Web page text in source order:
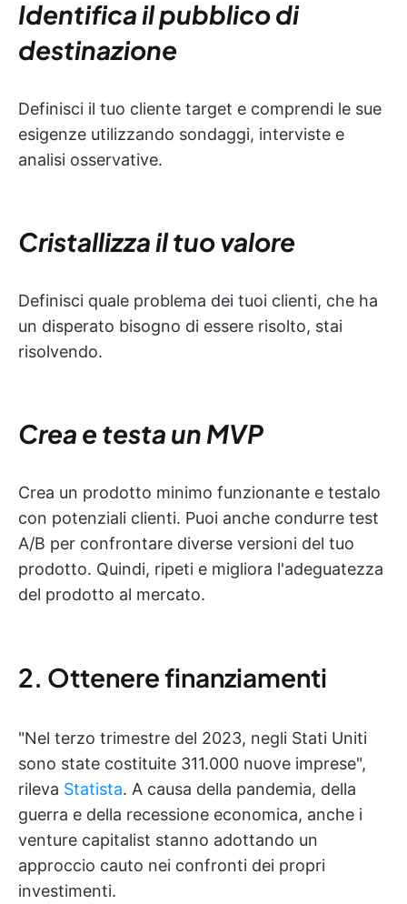
Identifica il pubblico di
destinazione
Definisci il tuo cliente target e comprendi le sue
esigenze utilizzando sondaggi, interviste e
analisi osservative.
Cristallizza il tuo valore
Definisci quale problema dei tuoi clienti, che ha
un disperato bisogno di essere risolto, stai
risolvendo.
Crea e testa un MVP
Crea un prodotto minimo funzionante e testalo
con potenziali clienti. Puoi anche condurre test
A/B per confrontare diverse versioni del tuo
prodotto. Quindi, ripeti e migliora l'adeguatezza
del prodotto al mercato.
2. Ottenere finanziamenti
"Nel terzo trimestre del 2023, negli Stati Uniti
sono state costituite 311.000 nuove imprese",
rileva Statista. A causa della pandemia, della
guerra e della recessione economica, anche i
venture capitalist stanno adottando un
approccio cauto nei confronti dei propri
investimenti.